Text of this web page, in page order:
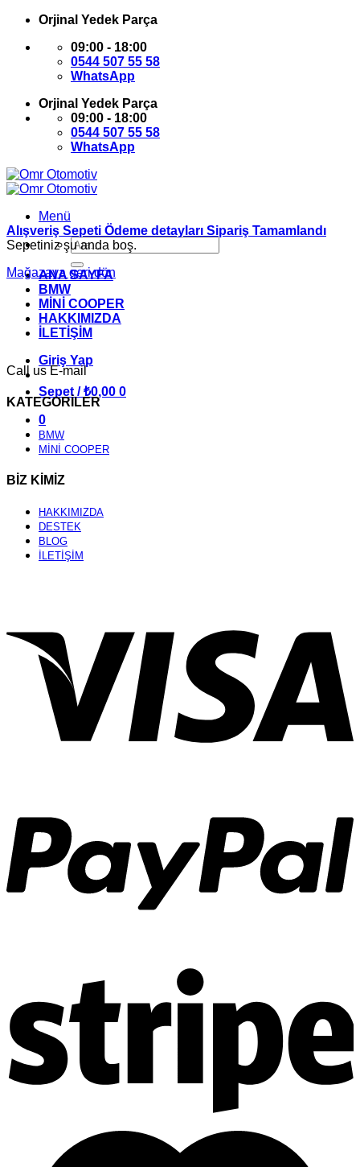
İçeriğeOrjinal Yedek Parça
09:00 - 18:00
0544 507 55 58
WhatsApp
Orjinal Yedek Parça
09:00 - 18:00
0544 507 55 58
WhatsApp
Menü
Ara:
ANA SAYFA
BMW
MİNİ COOPER
HAKKIMIZDA
İLETİŞİM
Giriş Yap
Sepet /₺0,00 0
0
Alışveriş Sepeti Ödeme detayları Sipariş Tamamlandı
Sepetiniz şu anda boş.
Mağazaya geri dön
Call us E-mail
KATEGORİLER
BMW
MİNİ COOPER
BİZ KİMİZ
HAKKIMIZDA
DESTEK
BLOG
İLETİŞİM